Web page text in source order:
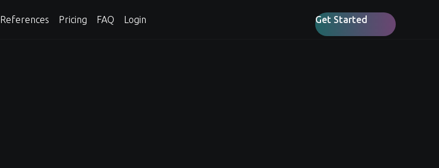
References Pricing FAQ Login Get Started